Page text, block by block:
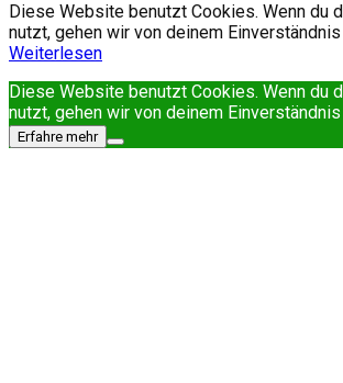
Diese Website benutzt Cookies. Wenn du
nutzt, gehen wir von deinem
Weiterlesen
Diese Website benutzt Cookies. Wenn du
nutzt, gehen wir von deinem Einverständnis
Erfahre mehr